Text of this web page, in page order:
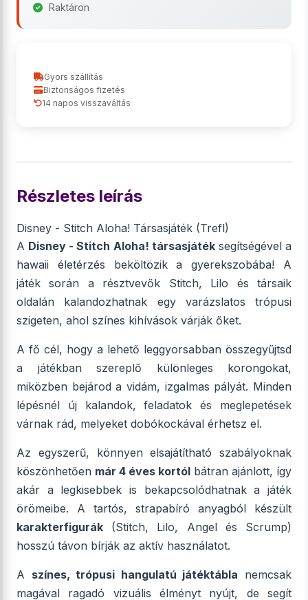
Raktáron
Gyors szállítás
Biztonságos fizetés
14 napos visszaváltás
Részletes leírás
Disney - Stitch Aloha! Társasjáték (Trefl)
A Disney - Stitch Aloha! társasjátéksegítségével a
hawaii életérzés beköltözik a gyerekszobába! A
játék során a résztvevők Stitch, Lilo és társaik
oldalán kalandozhatnak egy varázslatos trópusi
szigeten, ahol színes kihívások várják őket.
A fő cél, hogy a lehető leggyorsabban összegyűjtsd
a játékban szereplő különleges korongokat,
miközben bejárod a vidám, izgalmas pályát. Minden
lépésnél új kalandok, feladatok és meglepetések
várnak rád, melyeket dobókockával érhetsz el.
Az egyszerű, könnyen elsajátítható szabályoknak
köszönhetően már 4 éves kortól bátran ajánlott, így
akár a legkisebbek is bekapcsolódhatnak a játék
örömeibe. A tartós, strapabíró anyagból készült
karakterfigurák (Stitch, Lilo, Angel és Scrump)
hosszú távon bírják az aktív használatot.
A színes, trópusi hangulatú játéktábla nemcsak
magával ragadó vizuális élményt nyújt, de segít